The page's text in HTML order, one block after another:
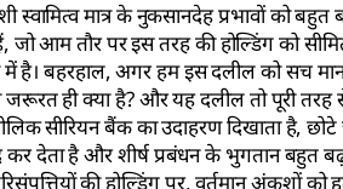
मात्र के नुकसानदेह प्रभावों को बहुत
आम तौर पर इस तरह की होल्डिंग को
में है। बहरहाल, अगर हम इस दलील को सच
जरूरत ही क्या है? और यह दलील तो पूरी
सीरियन बैंक का उदाहरण दिखाता है,
कर देता है और शीर्ष प्रबंधन के भुगतान बहुत
की होल्डिंग पर, वर्तमान अंकुशों को